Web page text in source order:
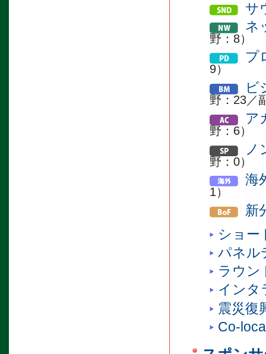
サ
ネ
野：8）
プ
9）
ビ
野：23／
ア
野：6）
ノ
野：0）
海
1）
新
ショー
パネル
ラウン
インタ
震災復
Co-